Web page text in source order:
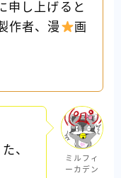
申し上げると
作者、漫
画
、
ミルフィ
ーカデン